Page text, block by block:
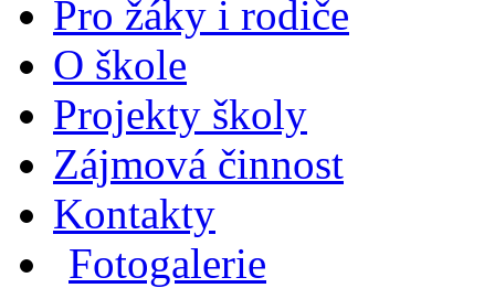
Pro žáky i rodiče
O škole
Projekty školy
Zájmová činnost
Kontakty
Fotogalerie